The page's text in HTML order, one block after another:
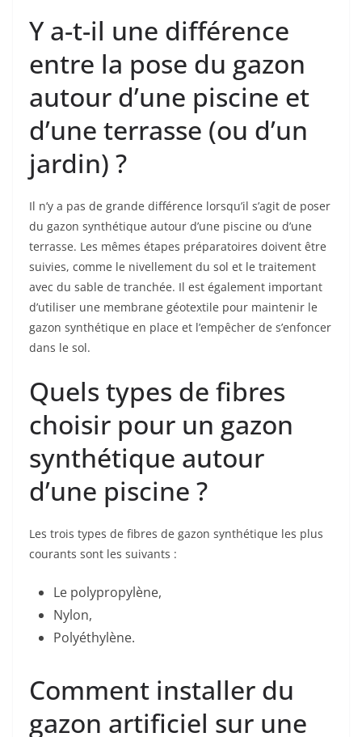
Y a-t-il une différence
entre la pose du gazon
autour d’une piscine et
d’une terrasse (ou d’un
jardin) ?
Il n’y a pas de grande différence lorsqu’il s’agit de poser
du gazon synthétique autour d’une piscine ou d’une
terrasse. Les mêmes étapes préparatoires doivent être
suivies, comme le nivellement du sol et le traitement
avec du sable de tranchée. Il est également important
d’utiliser une membrane géotextile pour maintenir le
gazon synthétique en place et l’empêcher de s’enfoncer
dans le sol.
Quels types de fibres
choisir pour un gazon
synthétique autour
d’une piscine ?
Les trois types de fibres de gazon synthétique les plus
courants sont les suivants :
Le polypropylène,
Nylon,
Polyéthylène.
Comment installer du
gazon artificiel sur une